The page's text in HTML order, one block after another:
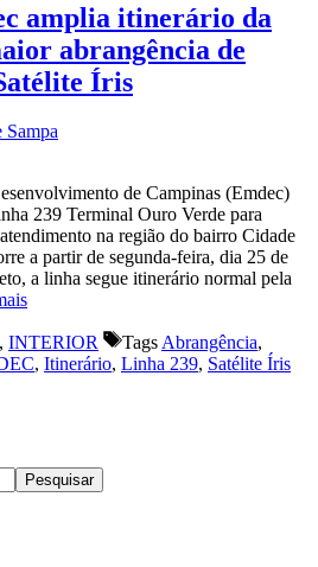
amplia itinerário da
abrangência de
Íris
de Campinas (Emdec)
239 Terminal Ouro Verde para
na região do bairro Cidade
a partir de segunda-feira, dia 25 de
a linha segue itinerário normal pela
, INTERIOR TagsAbrangência,
, Itinerário, Linha 239, Satélite Íris
Pesquisar